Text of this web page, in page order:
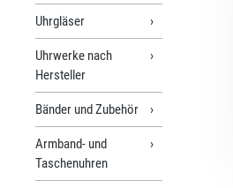
Uhrgläser
Uhrwerke nach
Hersteller
Bänder und Zubehör
Armband- und
Taschenuhren